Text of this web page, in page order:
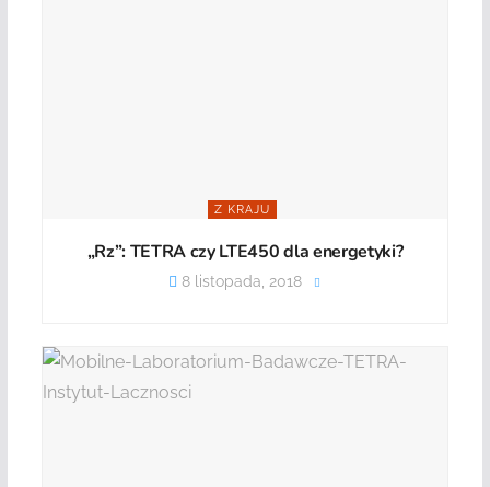
Z KRAJU
„Rz”: TETRA czy LTE450 dla energetyki?
8 listopada, 2018